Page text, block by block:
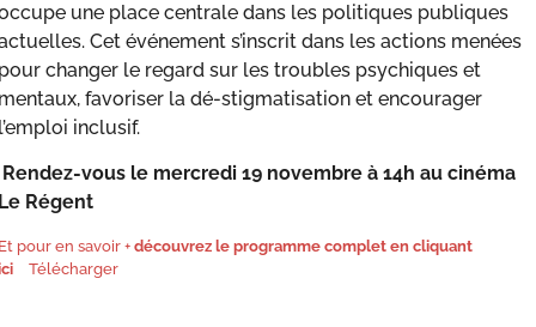
une place centrale dans les politiques publiques
Cet événement s’inscrit dans les actions menées
pour changer le regard sur les troubles psychiques et
mentaux, favoriser la dé-stigmatisation et encourager
l’emploi inclusif.
Rendez-vous le mercredi 19 novembre à 14h au cinéma
Le Régent
Et pour en savoir + découvrez le programme complet en cliquant
Télécharger